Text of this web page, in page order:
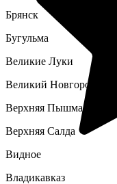
Брянск
Бугульма
Великие Луки
Великий Новгород
Верхняя Пышма
Верхняя Салда
Видное
Владикавказ